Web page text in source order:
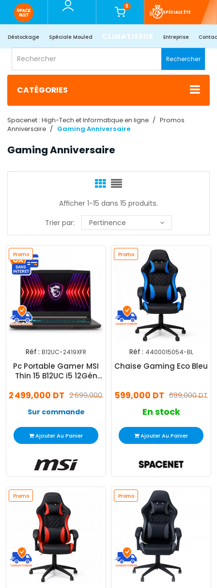
0
SPÉCIALE ÉTÉ
Déstockage Spéciale Mouled CLIMATISEUR Entreprise
Rechercher
CATÉGORIES
Spacenet : High-Tech et Informatique en ligne
Promos
Anniversaire
Gaming Anniversaire
Gaming Anniversaire
Afficher 1-15 dans 15 produits.
Trier par:
Pertinence
Promo
Réf : B12UC-2419XFR
Pc Portable Gamer MSI
Thin 15 B12UC i5 12Gén
2 699,000 DT
2 499,000 DT
Sur commande
Ajouter Au Panier
Promo
Réf : 4400015054-BL
Chaise Gaming Eco Bleu
699,000 DT
599,000 DT
En stock
Ajouter Au Panier
Promo Promo